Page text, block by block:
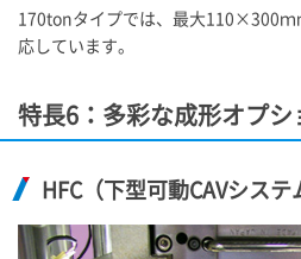
170tonタイプでは、最大110×300ｍ
応しています。
特長6：多彩な成形オプシ
HFC（下型可動CAVシステ